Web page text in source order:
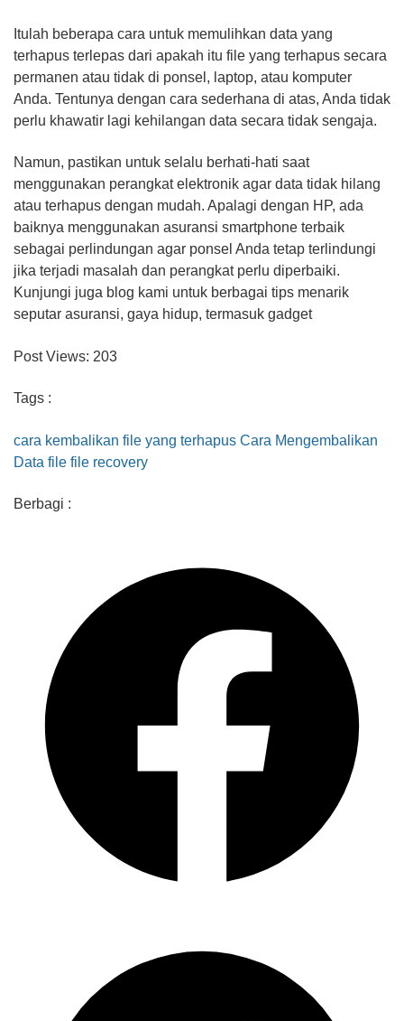
Itulah beberapa cara untuk memulihkan data yang
terhapus terlepas dari apakah itu file yang terhapus secara
permanen atau tidak di ponsel, laptop, atau komputer
Anda. Tentunya dengan cara sederhana di atas, Anda tidak
perlu khawatir lagi kehilangan data secara tidak sengaja.
Namun, pastikan untuk selalu berhati-hati saat
menggunakan perangkat elektronik agar data tidak hilang
atau terhapus dengan mudah. Apalagi dengan HP, ada
baiknya menggunakan asuransi smartphone terbaik
sebagai perlindungan agar ponsel Anda tetap terlindungi
jika terjadi masalah dan perangkat perlu diperbaiki.
Kunjungi juga blog kami untuk berbagai tips menarik
seputar asuransi, gaya hidup, termasuk gadget
Post Views: 203
Tags :
cara kembalikan file yang terhapus Cara Mengembalikan
Data file file recovery
Berbagi :